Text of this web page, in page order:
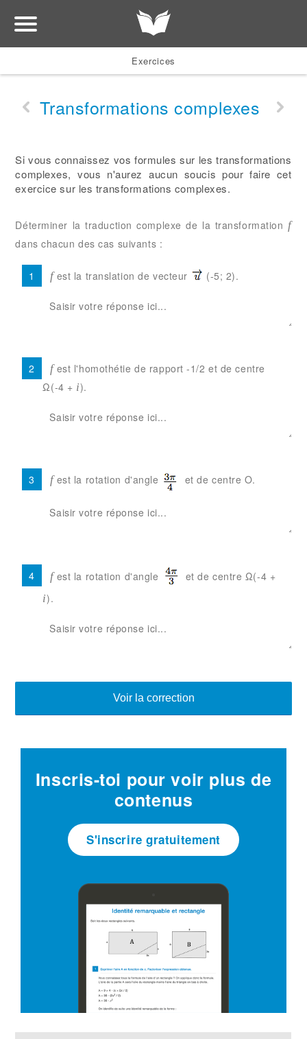
Exercices
Transformations complexes
Si vous connaissez vos formules sur les transformations
complexes, vous n'aurez aucun soucis pour faire cet
exercice sur les transformations complexes.
Déterminer la traduction complexe de la transformation f
dans chacun des cas suivants :
fest la translation de vecteur (-5; 2).
fest l'homothétie de rapport -1/2 et de centre
Ω(-4 + i).
fest la rotation d'angle et de centre O.
fest la rotation d'angle et de centre Ω(-4 +
i).
Voir la correction
Inscris-toi pour voir plus de
contenus
S'inscrire gratuitement